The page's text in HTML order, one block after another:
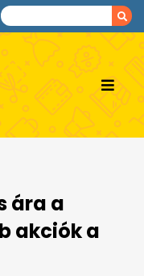
ára a
akciók a